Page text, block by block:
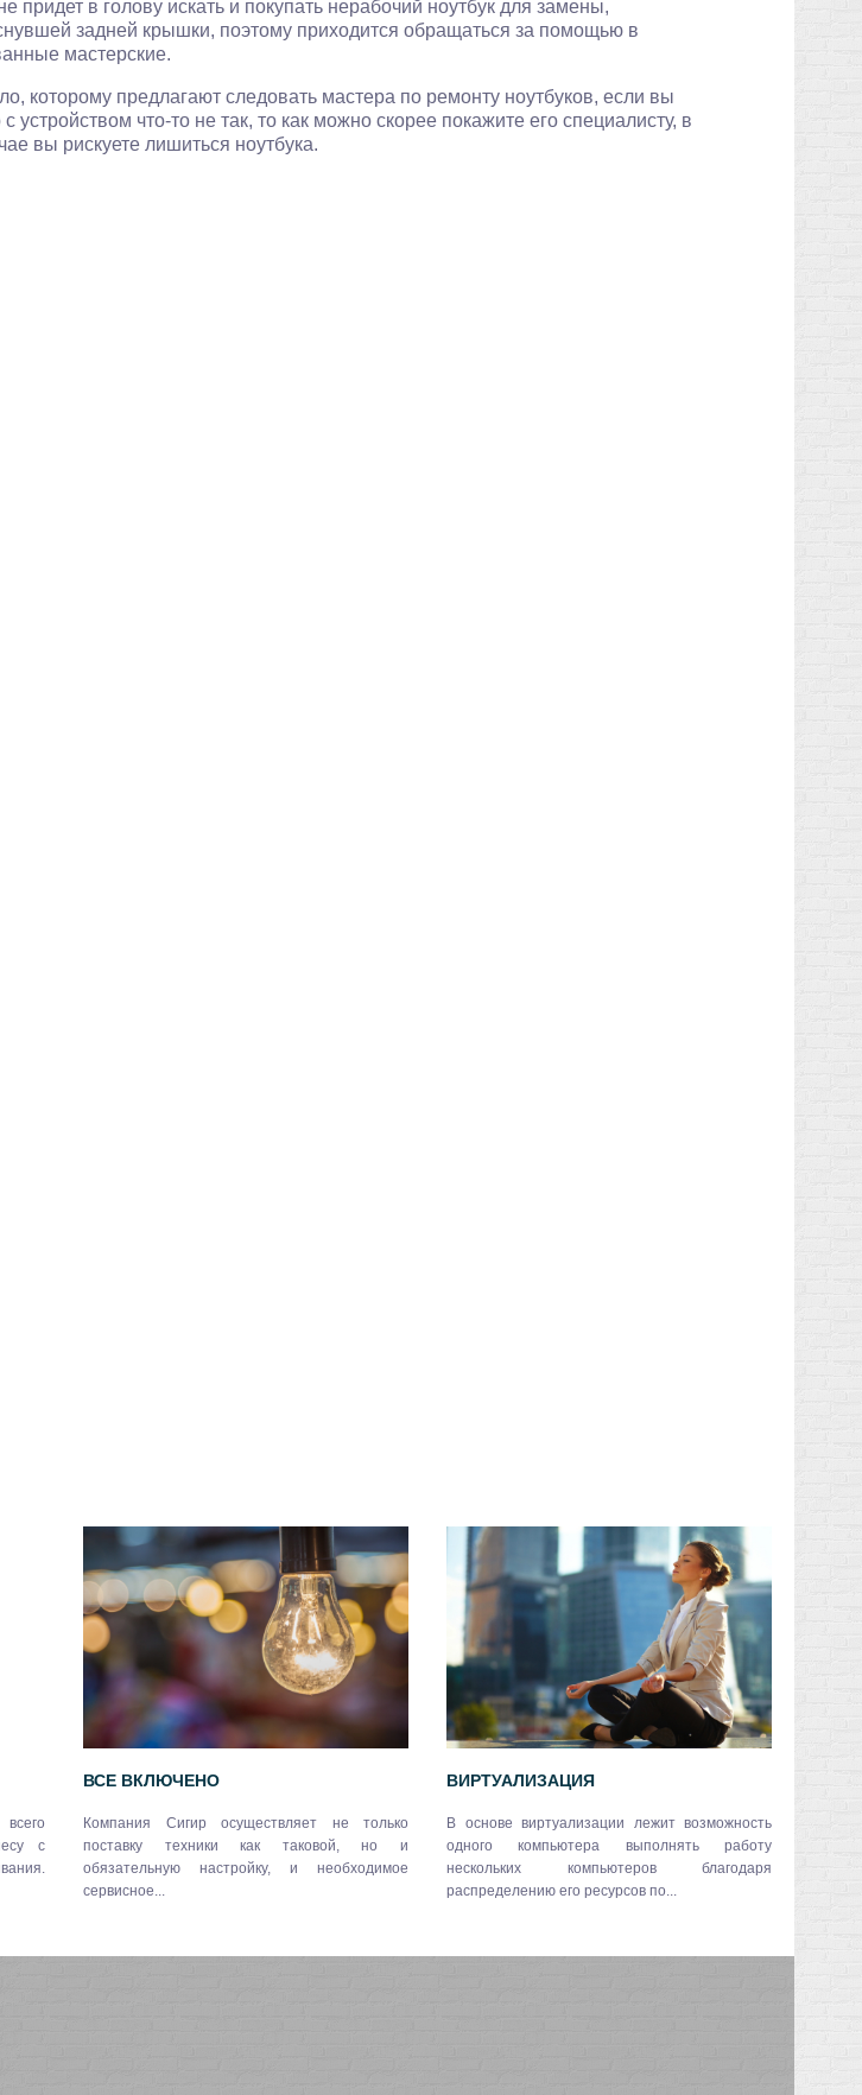
придет в голову искать и покупать нерабочий ноутбук для замены,
задней крышки, поэтому приходится обращаться за помощью в
мастерские.
которому предлагают следовать мастера по ремонту ноутбуков, если вы
с устройством что-то не так, то как можно скорее покажите его специалисту, в
вы рискуете лишиться ноутбука.
с
ВСЕ ВКЛЮЧЕНО
Компания Сигир осуществляет не только
поставку техники как таковой, но и
обязательную настройку, и необходимое
сервисное...
ВИРТУАЛИЗАЦИЯ
В основе виртуализации лежит возможность
одного компьютера выполнять работу
нескольких компьютеров благодаря
распределению его ресурсов по...